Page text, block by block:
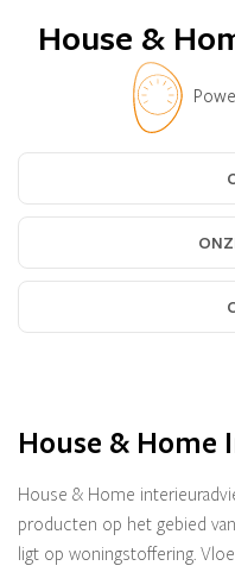
House &
House & Home
House & Home
producten op het gebied
ligt op woningstoffering.